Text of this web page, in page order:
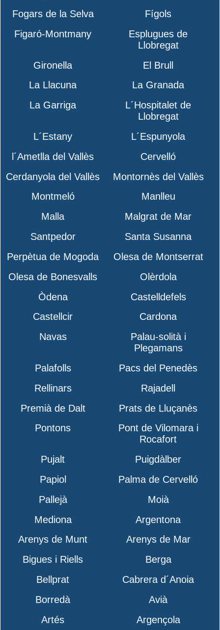
Fogars de la Selva
Fígols
Figaró-Montmany
Esplugues de
Llobregat
Gironella
El Brull
La Llacuna
La Granada
La Garriga
L´Hospitalet de
Llobregat
L´Estany
L´Espunyola
l´Ametlla del Vallès
Cervelló
Cerdanyola del Vallès
Montornès del Vallès
Montmeló
Manlleu
Malla
Malgrat de Mar
Santpedor
Santa Susanna
Perpètua de Mogoda
Olesa de Montserrat
Olesa de Bonesvalls
Olèrdola
Òdena
Castelldefels
Castellcir
Cardona
Navas
Palau-solità i
Plegamans
Palafolls
Pacs del Penedès
Rellinars
Rajadell
Premià de Dalt
Prats de Lluçanès
Pontons
Pont de Vilomara i
Rocafort
Pujalt
Puigdàlber
Papiol
Palma de Cervelló
Pallejà
Moià
Mediona
Argentona
Arenys de Munt
Arenys de Mar
Bigues i Riells
Berga
Bellprat
Cabrera d´Anoia
Borredà
Avià
Artés
Argençola